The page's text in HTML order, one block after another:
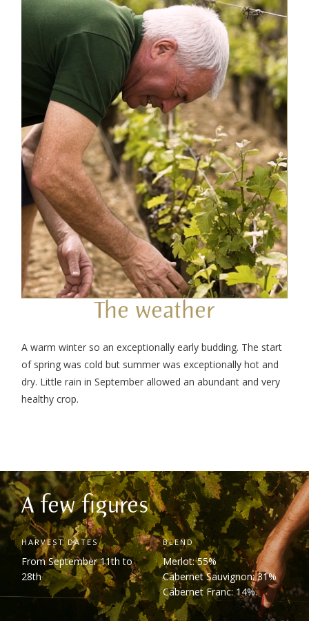
The weather
A warm winter so an exceptionally early budding. The start
of spring was cold but summer was exceptionally hot and
dry. Little rain in September allowed an abundant and very
healthy crop.
A few figures
HARVEST DATES
From September 11th to
28th
BLEND
Merlot: 55%
Cabernet Sauvignon: 31%
Cabernet Franc: 14%.